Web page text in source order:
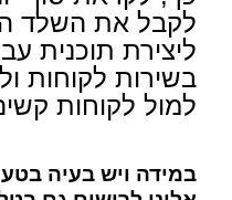
לקבל את השלד
ליצירת תוכנית
בשירות לקוחות
למול לקוחות
במידה ויש בעיה